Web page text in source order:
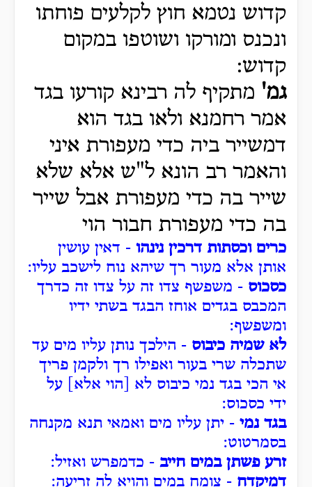
קדוש נטמא חוץ לקלעים פוחתו
ונכנס ומורקו ושוטפו במקום
קדוש:
גמ' מתקיף לה רבינא קורעו בגד
אמר רחמנא ולאו בגד הוא
דמשייר ביה כדי מעפורת איני
והאמר רב הונא ל"ש אלא שלא
שייר בה כדי מעפורת אבל שייר
בה כדי מעפורת חבור הוי
כרים וכסתות דרכין נינהו - דאין עושין
אותן אלא מעור רך שיהא נוח לישכב עליו:
כסכוס - משפשף צדו זה על צדו זה כדרך
המכבס בגדים אוחז הבגד בשתי ידיו
ומשפשף:
לא שמיה כיבוס - הילכך נותן עליו מים עד
שתכלה שרי בעור ואפילו רך ולקמן פריך
אי הכי בגד נמי כיבוס לא [הוי אלא] על
ידי כסכוס:
בגד נמי - יתן עליו מים ואמאי תנא מקנחה
בסמרטוט:
זרע פשתן במים חייב - כדמפרש ואזיל:
דמיקדח - צומח במים והויא לה זריעה: